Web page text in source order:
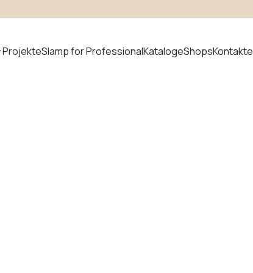
ProjekteSlamp for ProfessionalKatalogeShopsKontakte
suchen